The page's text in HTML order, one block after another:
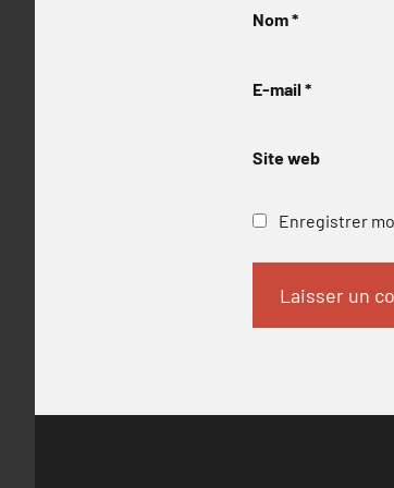
Nom*
E-mail *
Site web
Enregistrer